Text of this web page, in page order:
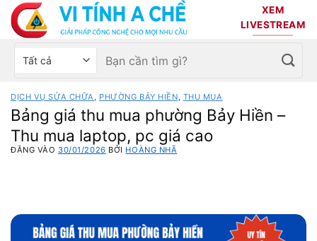
Bỏ
qua
nội
dung
XEM
LIVESTREAM
Chọn
sản
phẩm
Tìm
kiếm:
DỊCH VỤ SỬA CHỮA PHƯỜNG BẢY HIỀN THU MUA
Bảng giá thu mua phường Bảy Hiền –
Thu mua laptop, pc giá cao
ĐĂNG VÀO 30/01/2026 BỞI HOÀNG NHÃ